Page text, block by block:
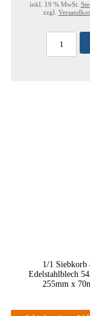
inkl. 19 % MwSt.
zzgl.
1/1 Siebkorb
Edelstahlblech
255mm x